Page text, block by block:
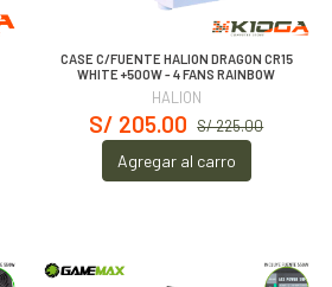
CASE C/FUENTE HALION DRAGON CR15
WHITE +500W - 4 FANS RAINBOW
HALION
S/ 225.00
S/ 205.00
Agregar al carro